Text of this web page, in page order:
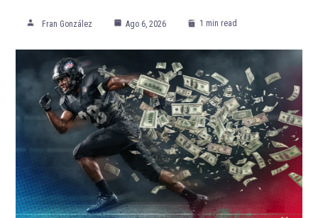
Fran González Ago 6, 2026 1 min read